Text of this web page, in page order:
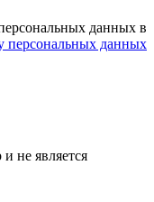
данных в
персональных данных
не является